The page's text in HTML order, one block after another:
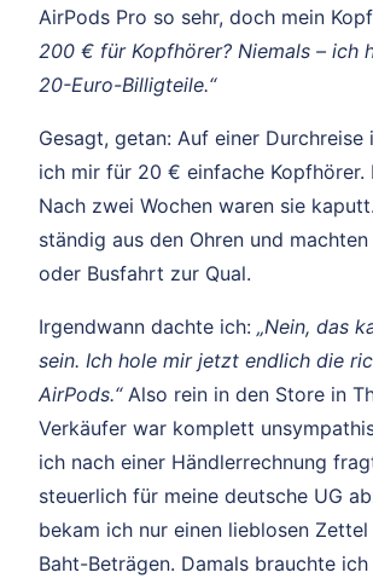
AirPods Pro so sehr, doch mein
200 € für Kopfhörer? Niemals – ich
20-Euro-Billigteile.“
Gesagt, getan: Auf einer Durchreise
ich mir für 20 € einfache Kopfhörer.
Nach zwei Wochen waren sie
ständig aus den Ohren und
oder Busfahrt zur Qual.
Irgendwann dachte ich: „Nein, das
sein. Ich hole mir jetzt endlich die
AirPods.“Also rein in den Store in
Verkäufer war komplett
ich nach einer Händlerrechnung
steuerlich für meine deutsche UG
bekam ich nur einen lieblosen
Baht-Beträgen. Damals brauchte